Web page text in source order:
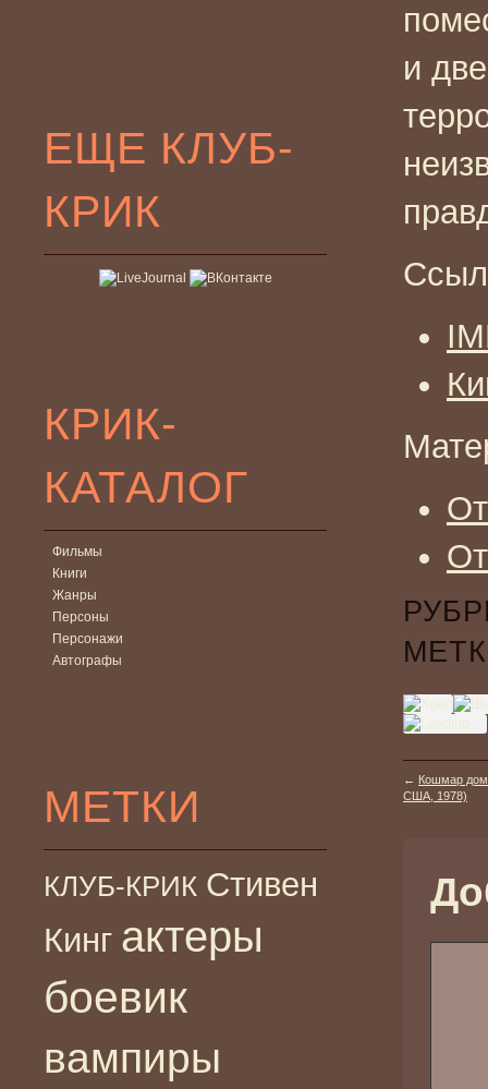
ЕЩЕ КЛУБ-
КРИК
КРИК-
КАТАЛОГ
Фильмы
Книги
Жанры
Персоны
Персонажи
Автографы
МЕТКИ
КЛУБ-КРИК Стивен
Кинг актеры
боевик
вампиры
и
← Кошмар
США, 1978)